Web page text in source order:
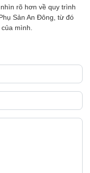
rõ hơn về quy trình
Sản An Đông, từ đó
mình.